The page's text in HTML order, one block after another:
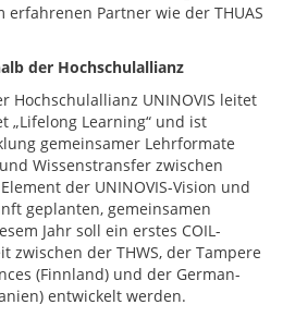
erfahrenen Partner wie der THUAS
der Hochschulallianz
Hochschulallianz UNINOVIS leitet
„Lifelong Learning“ und ist
gemeinsamer Lehrformate
Wissenstransfer zwischen
der UNINOVIS-Vision und
geplanten, gemeinsamen
Jahr soll ein erstes COIL-
zwischen der THWS, der Tampere
(Finnland) und der German-
entwickelt werden.